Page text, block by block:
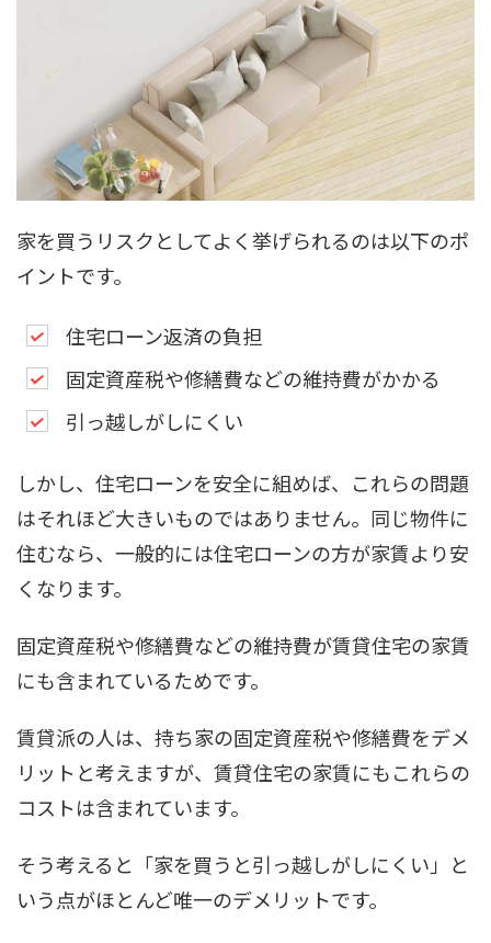
家を買うリスクとしてよく挙げられるのは以下のポ
イントです。
住宅ローン返済の負担
固定資産税や修繕費などの維持費がかかる
引っ越しがしにくい
しかし、住宅ローンを安全に組めば、これらの問題
はそれほど大きいものではありません。同じ物件に
住むなら、一般的には住宅ローンの方が家賃より安
くなります。
固定資産税や修繕費などの維持費が賃貸住宅の家賃
にも含まれているためです。
賃貸派の人は、持ち家の固定資産税や修繕費をデメ
リットと考えますが、賃貸住宅の家賃にもこれらの
コストは含まれています。
そう考えると「家を買うと引っ越しがしにくい」と
いう点がほとんど唯一のデメリットです。